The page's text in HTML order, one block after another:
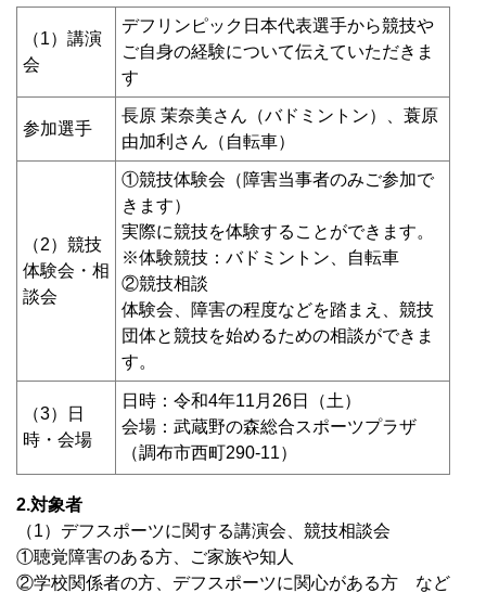
（1）講演
会
デフリンピック日本代表選手から競技や
ご自身の経験について伝えていただきま
す
参加選手
長原 茉奈美さん（バドミントン）、蓑原
由加利さん（自転車）
（2）競技
体験会・相
談会
①競技体験会（障害当事者のみご参加で
きます）
実際に競技を体験することができます。
※体験競技：バドミントン、自転車
②競技相談
体験会、障害の程度などを踏まえ、競技
団体と競技を始めるための相談ができま
す。
（3）日
時・会場
日時：令和4年11月26日（土）
会場：武蔵野の森総合スポーツプラザ
（調布市西町290-11）
2.対象者
（1）デフスポーツに関する講演会、競技相談会
①聴覚障害のある方、ご家族や知人
②学校関係者の方、デフスポーツに関心がある方 など